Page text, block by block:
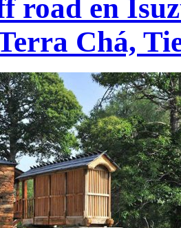
road en
Chá,